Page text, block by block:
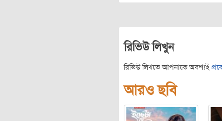
রিভিউ লিখুন
রিভিউ লিখতে আপনাকে অবশ্যই
আরও ছবি